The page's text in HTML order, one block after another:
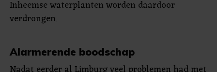
Inheemse waterplanten worden daardoor
verdrongen.
Alarmerende boodschap